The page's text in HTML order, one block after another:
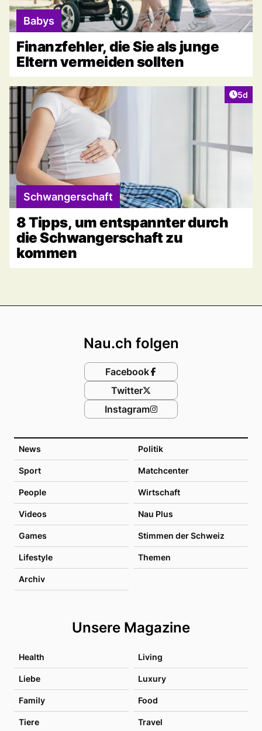
Babys
Finanzfehler, die Sie als junge
Eltern vermeiden sollten
5d
Schwangerschaft
8 Tipps, um entspannter durch
die Schwangerschaft zu
kommen
News Politik
Sport Matchcenter
People Wirtschaft
Videos Nau Plus
Games Stimmen der Schweiz
Lifestyle Themen
Archiv
Unsere Magazine
Health Living
Liebe Luxury
Family Food
Tiere Travel
Nau.ch folgen
Facebook
Twitter
Instagram